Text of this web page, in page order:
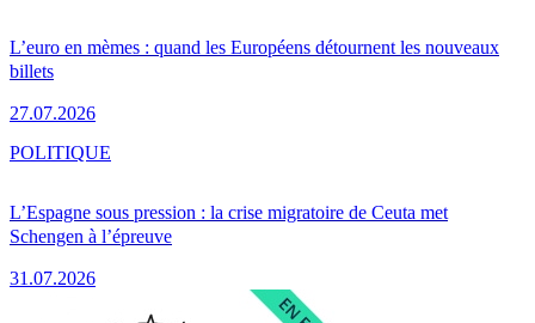
L’euro en mèmes : quand les Européens détournent les nouveaux
billets
27.07.2026
L’Espagne sous pression : la crise migratoire de Ceuta met
Schengen à l’épreuve
31.07.2026
POLITIQUE